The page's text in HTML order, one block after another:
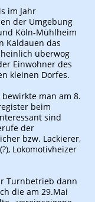
im Jahr
der Umgebung
Köln-Mühlheim
Kaldauen das
überwog
Einwohner des
kleinen Dorfes.
man am 8.
beim
sind
der
bzw. Lackierer,
Lokomotivheizer
Turnbetrieb dann
die am 29.Mai